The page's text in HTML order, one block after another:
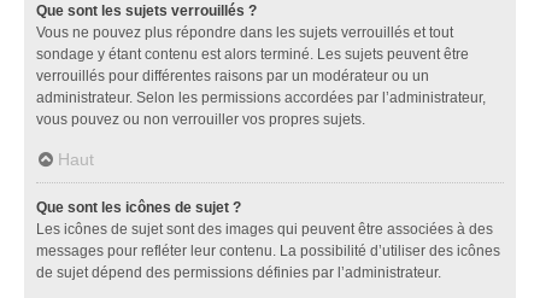
Que sont les sujets verrouillés ?
Vous ne pouvez plus répondre dans les sujets verrouillés et tout
sondage y étant contenu est alors terminé. Les sujets peuvent être
verrouillés pour différentes raisons par un modérateur ou un
administrateur. Selon les permissions accordées par l’administrateur,
vous pouvez ou non verrouiller vos propres sujets.
Haut
Que sont les icônes de sujet ?
Les icônes de sujet sont des images qui peuvent être associées à des
messages pour refléter leur contenu. La possibilité d’utiliser des icônes
de sujet dépend des permissions définies par l’administrateur.